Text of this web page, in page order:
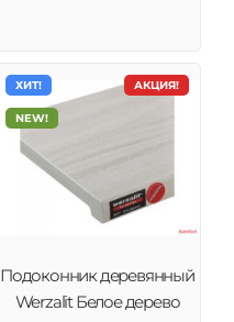
АКЦИЯ!
ХИТ!
NEW!
Подоконник деревянный
Werzalit Белое дерево